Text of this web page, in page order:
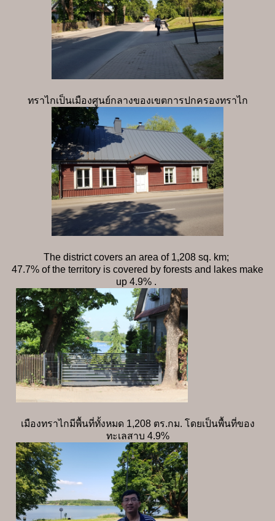
ทราไกเป็นเมืองศูนย์กลางของเขตการปกครองทราไก
The district covers an area of 1,208 sq. km;
47.7% of the territory is covered by forests and lakes make
up 4.9% .
เมืองทราไกมีพื้นที่ทั้งหมด 1,208 ตร.กม. โดยเป็นพื้นที่ของ
ทะเลสาบ 4.9%